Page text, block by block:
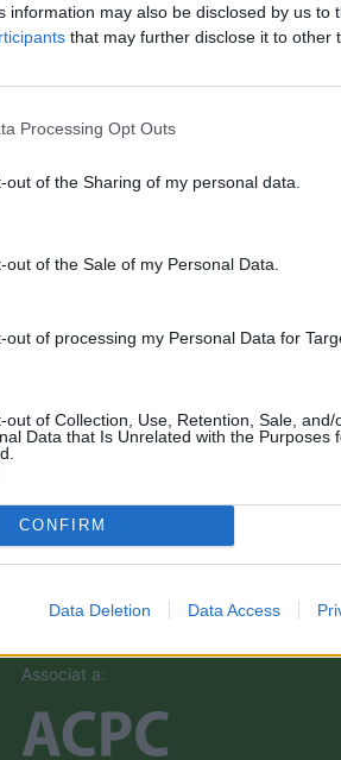
information may also be disclosed by us to
that may further disclose it to other
Processing Opt Outs
out of the Sharing of my personal data.
out of the Sale of my Personal Data.
out of processing my Personal Data for
out of Collection, Use, Retention, Sale, and/
Data that Is Unrelated with the Purposes
CONFIRM
Data Deletion Data Access
Miquel Reverté important
ofensiu per al CD La Cava
Enric Alguero - setembre 6, 2021
Associat a: